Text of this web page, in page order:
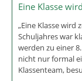
Eine Klasse
„Eine Klasse wird
Schuljahres war
werden zu einer
nicht nur formal
Klassenteam,